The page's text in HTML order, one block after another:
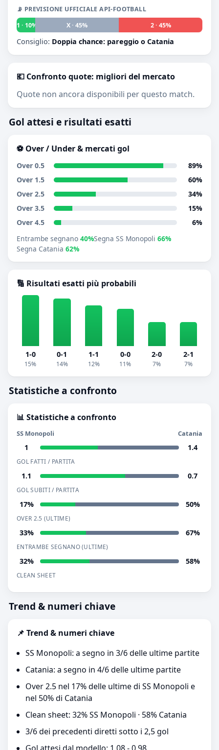
📡 PREVISIONE UFFICIALE API-FOOTBALL
1 · 10%
X · 45% 2 · 45%
Consiglio: Doppia chance: pareggio o Catania
💶 Confronto quote: migliori del mercato
Quote non ancora disponibili per questo match.
Gol attesi e risultati esatti
⚽ Over / Under & mercati gol
Over 0.5
89%
Over 1.5
60%
Over 2.5
34%
Over 3.5
15%
Over 4.5
6%
Entrambe segnano 40%Segna SS Monopoli 66%
Segna Catania 62%
🔢 Risultati esatti più probabili
1-0
15%
0-1
14%
1-1
12%
0-0
11%
2-0
7%
2-1
7%
Statistiche a confronto
📊 Statistiche a confronto
SS Monopoli Catania
1 1.4
GOL FATTI / PARTITA
1.1 0.7
GOL SUBITI / PARTITA
17% 50%
OVER 2.5 (ULTIME)
33% 67%
ENTRAMBE SEGNANO (ULTIME)
32% 58%
CLEAN SHEET
Trend & numeri chiave
📌 Trend & numeri chiave
SS Monopoli: a segno in 3/6 delle ultime partite
Catania: a segno in 4/6 delle ultime partite
Over 2.5 nel 17% delle ultime di SS Monopoli e
nel 50% di Catania
Clean sheet: 32% SS Monopoli · 58% Catania
3/6 dei precedenti diretti sotto i 2,5 gol